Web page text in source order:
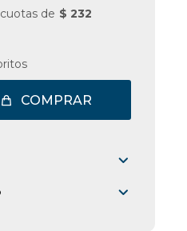
cuotas de $ 232
COMPRAR